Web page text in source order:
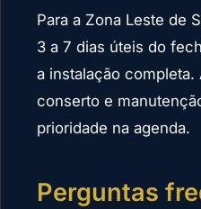
Para a Zona Leste de
3 a 7 dias úteis do
a instalação
conserto e
prioridade na agenda.
Perguntas